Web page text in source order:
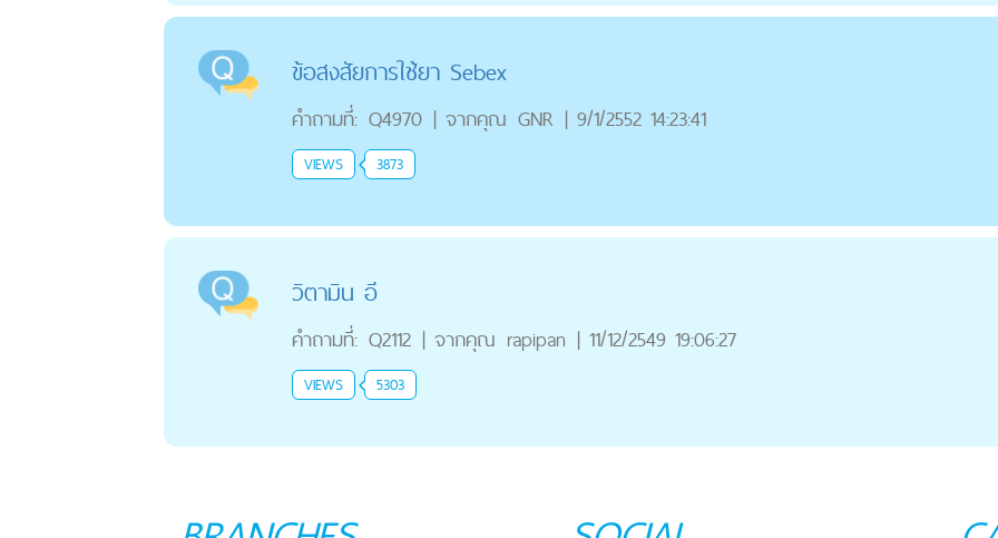
ข้อสงสัยการใช้ยา Sebex
คำถามที่: Q4970 | จากคุณ GNR | 9/1/2552 14:23:41
VIEWS 3873
วิตามิน อี
คำถามที่: Q2112 | จากคุณ rapipan | 11/12/2549 19:06:27
VIEWS 5303